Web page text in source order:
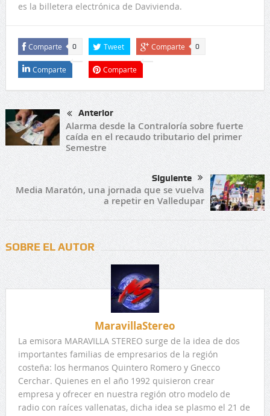
es la billetera electrónica de Davivienda.
Comparte 0 Tweet Comparte 0
Comparte Comparte
Anterior
Alarma desde la Contraloría sobre fuerte
caída en el recaudo tributario del primer
Semestre
Siguiente
Media Maratón, una jornada que se vuelva
a repetir en Valledupar
SOBRE EL AUTOR
MaravillaStereo
La emisora MARAVILLA STEREO surge de la idea de dos
importantes familias de empresarios de la región
costeña: los hermanos Quintero Romero y Gnecco
Cerchar. Quienes en el año 1992 quisieron crear
empresa y ofrecer en nuestra región otro modelo de
radio con raíces vallenatas, dicha idea se plasmo el 21 de